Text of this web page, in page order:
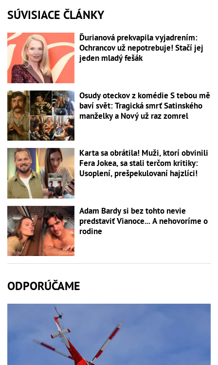
SÚVISIACE ČLÁNKY
Ďurianová prekvapila vyjadrením:
Ochrancov už nepotrebuje! Stačí jej
jeden mladý fešák
Osudy oteckov z komédie S tebou mě
baví svět: Tragická smrť Satinského
manželky a Nový už raz zomrel
Karta sa obrátila! Muži, ktorí obvinili
Fera Jokea, sa stali terčom kritiky:
Usoplení, prešpekulovaní hajzlíci!
Adam Bardy si bez tohto nevie
predstaviť Vianoce... A nehovoríme o
rodine
ODPORÚČAME